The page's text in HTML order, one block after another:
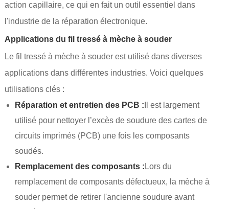
action capillaire, ce qui en fait un outil essentiel dans
l'industrie de la réparation électronique.
Applications du fil tressé à mèche à souder
Le fil tressé à mèche à souder est utilisé dans diverses
applications dans différentes industries. Voici quelques
utilisations clés :
Réparation et entretien des PCB : Il est largement
utilisé pour nettoyer l’excès de soudure des cartes de
circuits imprimés (PCB) une fois les composants
soudés.
Remplacement des composants :Lors du
remplacement de composants défectueux, la mèche à
souder permet de retirer l'ancienne soudure avant